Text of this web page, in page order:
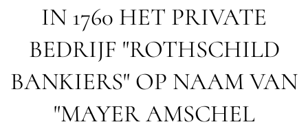
IN 1760 HET PRIVATE
BEDRIJF "ROTHSCHILD
BANKIERS" OP NAAM VAN
"MAYER AMSCHEL